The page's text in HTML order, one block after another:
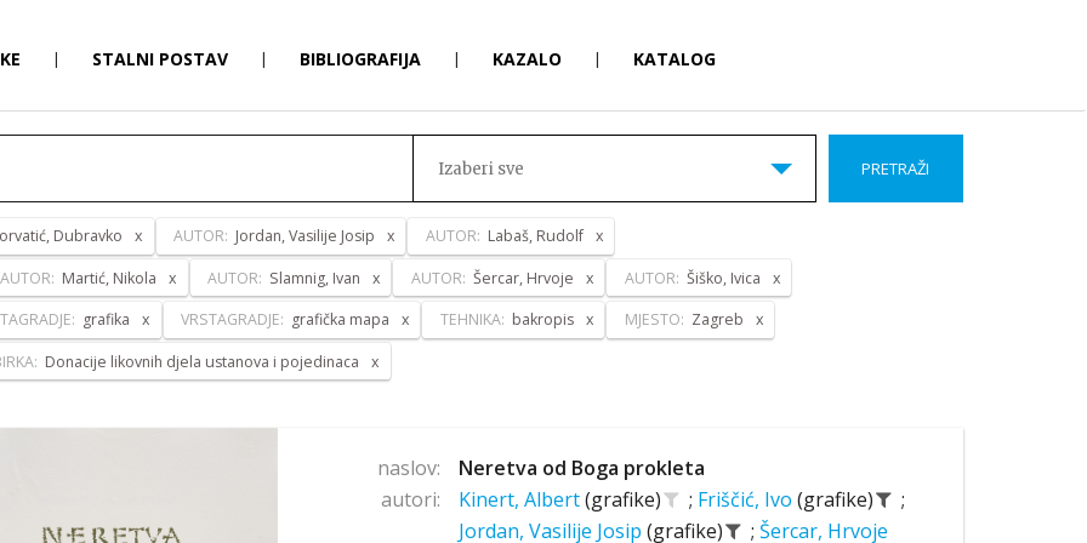
| STALNI POSTAV | BIBLIOGRAFIJA | KAZALO | KATALOG
Izaberi sve PRETRAŽI
Dubravko AUTOR: Jordan, Vasilije Josip AUTOR: Labaš, Rudolf
AUTOR: Martić, Nikola AUTOR: Slamnig, Ivan AUTOR: Šercar, Hrvoje AUTOR: Šiško, Ivica
grafika VRSTAGRADJE: grafička mapa TEHNIKA: bakropis MJESTO: Zagreb
Donacije likovnih djela ustanova i pojedinaca
naslov:
Neretva od Boga prokleta
autori:
Kinert, Albert(grafike) ; Friščić, Ivo (grafike)
;
Jordan, Vasilije Josip (grafike) ; Šercar, Hrvoje